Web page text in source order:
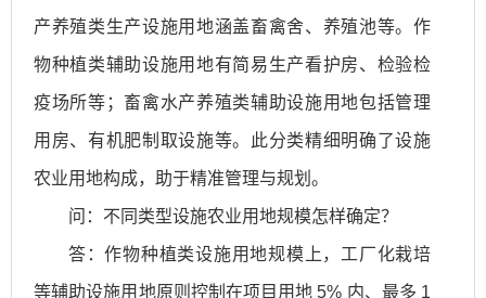
产养殖类生产设施用地涵盖畜禽舍、养殖池等。作
物种植类辅助设施用地有简易生产看护房、检验检
疫场所等；畜禽水产养殖类辅助设施用地包括管理
用房、有机肥制取设施等。此分类精细明确了设施
农业用地构成，助于精准管理与规划。
问：不同类型设施农业用地规模怎样确定？
答：作物种植类设施用地规模上，工厂化栽培
等辅助设施用地原则控制在项目用地 5% 内、最多 1